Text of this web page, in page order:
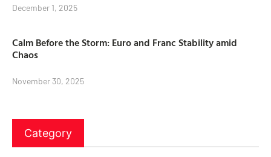
December 1, 2025
Calm Before the Storm: Euro and Franc Stability amid
Chaos
November 30, 2025
Category